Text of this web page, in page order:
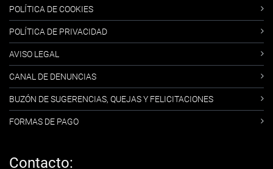
POLÍTICA DE COOKIES
POLÍTICA DE PRIVACIDAD
AVISO LEGAL
CANAL DE DENUNCIAS
BUZÓN DE SUGERENCIAS, QUEJAS Y FELICITACIONES
FORMAS DE PAGO
Contacto: